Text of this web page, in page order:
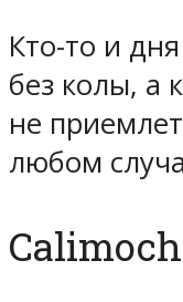
Кто-то и
без колы, а
не
любом